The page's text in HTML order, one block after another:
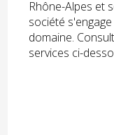
Rhône-Alpes et
société
domaine.
services ci-